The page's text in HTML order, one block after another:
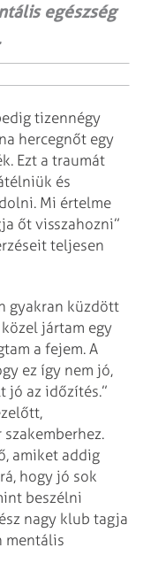
egészség
tizennégy
hercegnőt egy
Ezt a traumát
és
Mi értelme
őt visszahozni”
teljesen
gyakran küzdött
jártam egy
a fejem. A
ez így nem jó,
jó az időzítés.”
amiket addig
hogy jó sok
beszélni
nagy klub tagja
mentális